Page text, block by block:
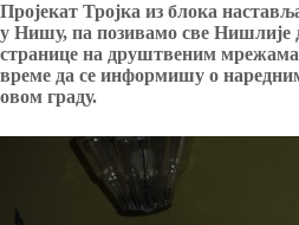
Пројекат Тројка из блока
у Нишу, па позивамо све Нишлије
странице на друштвеним
време да се информишу о
овом граду.